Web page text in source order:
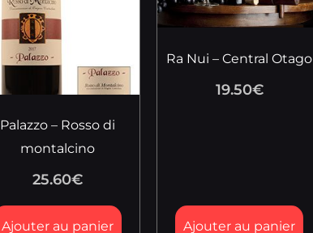
Palazzo – Rosso di
montalcino
25.60€
Ajouter au panier
Ra Nui – Central Otago
19.50€
Ajouter au panier